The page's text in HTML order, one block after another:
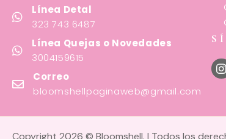
Línea Detal
323 743 6487
Línea Quejas o Novedades
3004159615
Correo
bloomshellpaginaweb@gmail.com
Copyright 2026 © Bloomshell. | Todos los